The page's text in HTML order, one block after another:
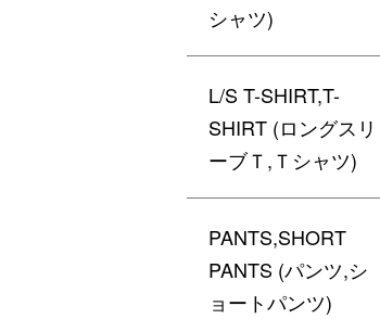
シャツ)
L/S T-SHIRT,T-
SHIRT (ロングスリ
ーブＴ,Ｔシャツ)
PANTS,SHORT
PANTS (パンツ,シ
ョートパンツ)